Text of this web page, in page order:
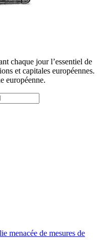
chaque jour l’essentiel de
et capitales européennes.
européenne.
menacée de mesures de